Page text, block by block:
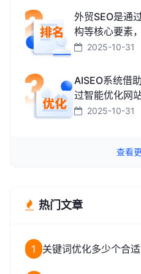
外贸SEO是通
构等核心要素
搜索引擎中排
2025-10-31
AISEO系统借
过智能优化网
引擎规则，助
2025-10-31
查看
热门文章
1 关键词优化多少个合